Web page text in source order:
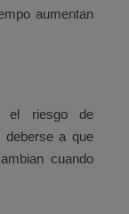
aumentan
el riesgo de
deberse a que
cuando